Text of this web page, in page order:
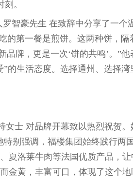
。
智豪先生 在致辞中分享了一个
的第一餐是煎饼。这两种饼，隔
牌，更是一次‘饼的共鸣’。”
的生活态度。选择通州、选择
女士 对品牌开幕致以热烈祝贺
别强调，福楼集团始终践行两
夏洛莱牛肉等法国优质产品，让
金黄，丰富可口，体现了这个